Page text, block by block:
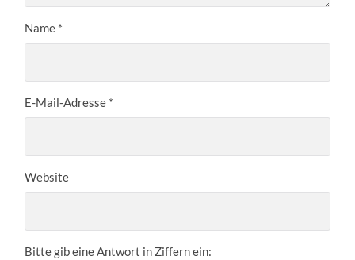
Name *
E-Mail-Adresse *
Website
Bitte gib eine Antwort in Ziffern ein: